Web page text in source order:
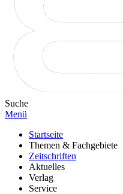
Suche
Menü
Startseite
Themen & Fachgebiete
Zeitschriften
Aktuelles
Verlag
Service